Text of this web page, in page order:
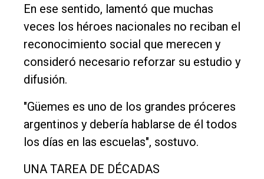
En ese sentido, lamentó que muchas
veces los héroes nacionales no reciban el
reconocimiento social que merecen y
consideró necesario reforzar su estudio y
difusión.
"Güemes es uno de los grandes próceres
argentinos y debería hablarse de él todos
los días en las escuelas", sostuvo.
UNA TAREA DE DÉCADAS